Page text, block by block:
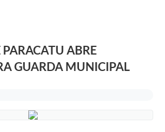
ABRE
GUARDA MUNICIPAL